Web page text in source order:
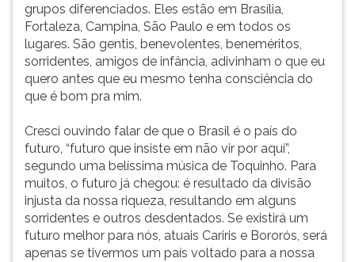
grupos diferenciados. Eles estão em Brasília,
Fortaleza, Campina, São Paulo e em todos os
lugares. São gentis, benevolentes, beneméritos,
sorridentes, amigos de infância, adivinham o que eu
quero antes que eu mesmo tenha consciência do
que é bom pra mim.
Cresci ouvindo falar de que o Brasil é o país do
futuro, “futuro que insiste em não vir por aqui”,
segundo uma belíssima música de Toquinho. Para
muitos, o futuro já chegou: é resultado da divisão
injusta da nossa riqueza, resultando em alguns
sorridentes e outros desdentados. Se existirá um
futuro melhor para nós, atuais Cariris e Bororós, será
apenas se tivermos um país voltado para a nossa